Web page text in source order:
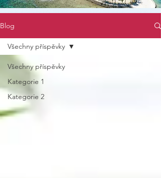
Blog
Všechny příspěvky
Kategorie 1
Kategorie 2
Všechny příspěvky